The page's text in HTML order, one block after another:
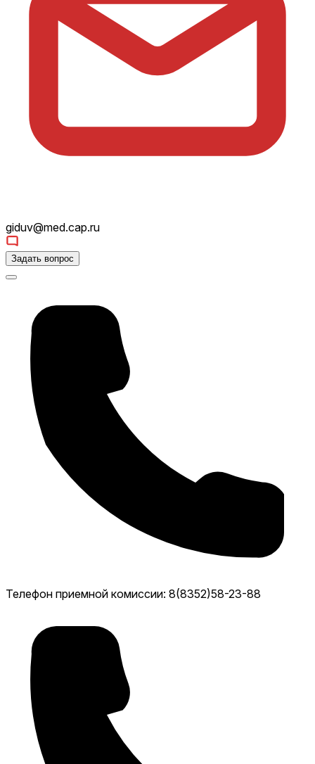
giduv@med.cap.ru
Задать вопрос
Телефон приемной комиссии: 8(8352)58-23-88